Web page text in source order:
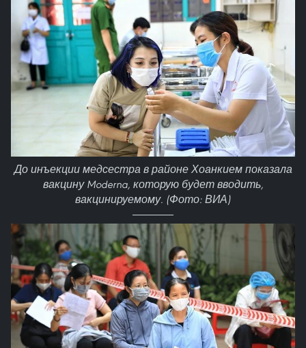
До инъекции медсестра в районе Хоанкием показала
вакцину Moderna, которую будет вводить,
вакцинируемому. (Фото: ВИА)